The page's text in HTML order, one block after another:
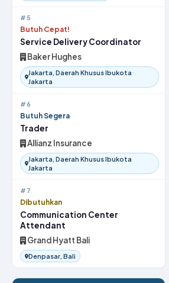
#5
Butuh Cepat!
Service Delivery Coordinator
Baker Hughes
Jakarta, Daerah Khusus Ibukota
Jakarta
#6
Butuh Segera
Trader
Allianz Insurance
Jakarta, Daerah Khusus Ibukota
Jakarta
#7
Dibutuhkan
Communication Center
Attendant
Grand Hyatt Bali
Denpasar, Bali